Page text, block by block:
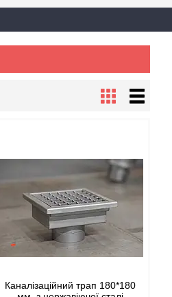
Каналізаційний трап 180*180